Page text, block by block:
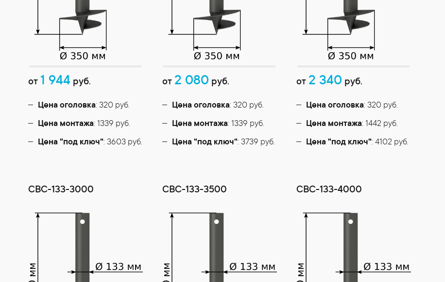
от 1 944 руб.
Цена оголовка: 320 руб.
Цена монтажа: 1339 руб.
Цена "под ключ": 3603 руб.
от 2 080 руб.
Цена оголовка: 320 руб.
Цена монтажа: 1339 руб.
Цена "под ключ": 3739 руб.
от 2 340 руб.
Цена оголовка: 320 руб.
Цена монтажа: 1442 руб.
Цена "под ключ": 4102 руб.
СВС-133-3000 СВС-133-3500 СВС-133-4000